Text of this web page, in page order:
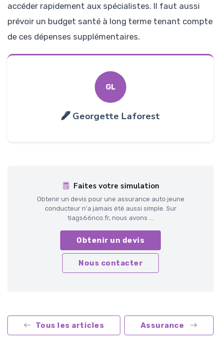
accéder rapidement aux spécialistes. Il faut aussi
prévoir un budget santé à long terme tenant compte
de ces dépenses supplémentaires.
GL
Georgette Laforest
Faites votre simulation
Obtenir un devis pour une assurance auto jeune
conducteur n'a jamais été aussi simple. Sur
tiags66nco.fr, nous avons ...
Obtenir un devis
Nous contacter
Tous les articles Assurance